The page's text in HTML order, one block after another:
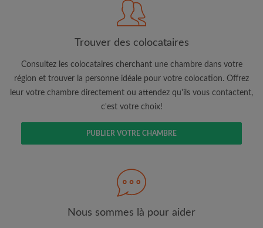
J'ai lu, compris et accepte les
Conditions d'utilisation
et ai pris connaissance de la
CRÉER PROFIL
Je souhaite recevoir des offres exclusives et des mises à
Faites une recherche selon ce qui vous
semble important
Consultez les chambres et les profils des
Trouver des colocataires
Consultez les colocataires cherchant une chambre dans votre
région et trouver la personne idéale pour votre colocation. Offrez
leur votre chambre directement ou attendez qu'ils vous contactent,
c'est votre choix!
PUBLIER VOTRE CHAMBRE
Nous sommes là pour aider